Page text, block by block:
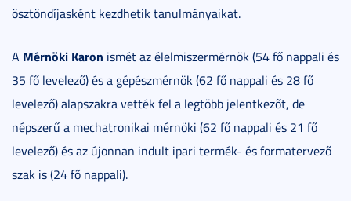
ösztöndíjasként kezdhetik tanulmányaikat.
A Mérnöki Karon ismét az élelmiszermérnök (54 fő nappali és
35 fő levelező) és a gépészmérnök (62 fő nappali és 28 fő
levelező) alapszakra vették fel a legtöbb jelentkezőt, de
népszerű a mechatronikai mérnöki (62 fő nappali és 21 fő
levelező) és az újonnan indult ipari termék- és formatervező
szak is (24 fő nappali).